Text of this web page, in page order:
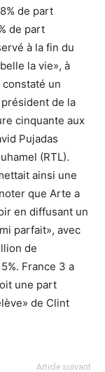
de part
de part
à la fin du
la vie», à
un
de la
cinquante aux
Pujadas
(RTL).
ainsi une
que Arte a
en diffusant un
parfait», avec
de
France 3 a
une part
de Clint
Article suivant